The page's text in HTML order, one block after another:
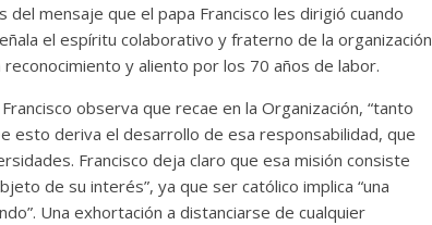
mensaje que el papa Francisco les dirigió cuando
el espíritu colaborativo y fraterno de la organización
y aliento por los 70 años de labor.
observa que recae en la Organización, “tanto
esto deriva el desarrollo de esa responsabilidad, que
Francisco deja claro que esa misión consiste
de su interés”, ya que ser católico implica “una
Una exhortación a distanciarse de cualquier